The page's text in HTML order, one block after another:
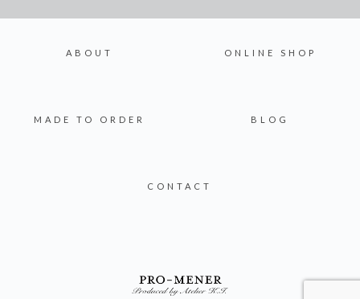
ABOUT ONLINE SHOP
MADE TO ORDER BLOG
CONTACT